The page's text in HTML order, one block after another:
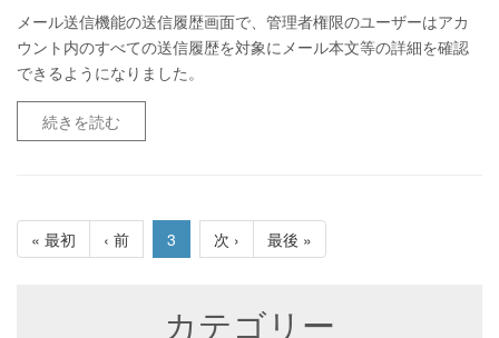
メール送信機能の送信履歴画面で、管理者権限のユーザーはアカ
ウント内のすべての送信履歴を対象にメール本文等の詳細を確認
できるようになりました。
続きを読む
« 最初 ‹ 前 3 次 › 最後 »
カテゴリー